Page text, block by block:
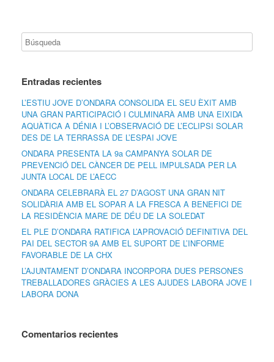
Entradas recientes
L’ESTIU JOVE D’ONDARA CONSOLIDA EL SEU ÈXIT AMB
UNA GRAN PARTICIPACIÓ I CULMINARÀ AMB UNA EIXIDA
AQUÀTICA A DÉNIA I L’OBSERVACIÓ DE L’ECLIPSI SOLAR
DES DE LA TERRASSA DE L’ESPAI JOVE
ONDARA PRESENTA LA 9a CAMPANYA SOLAR DE
PREVENCIÓ DEL CÀNCER DE PELL IMPULSADA PER LA
JUNTA LOCAL DE L’AECC
ONDARA CELEBRARÀ EL 27 D’AGOST UNA GRAN NIT
SOLIDÀRIA AMB EL SOPAR A LA FRESCA A BENEFICI DE
LA RESIDÈNCIA MARE DE DÉU DE LA SOLEDAT
EL PLE D’ONDARA RATIFICA L’APROVACIÓ DEFINITIVA DEL
PAI DEL SECTOR 9A AMB EL SUPORT DE L’INFORME
FAVORABLE DE LA CHX
L’AJUNTAMENT D’ONDARA INCORPORA DUES PERSONES
TREBALLADORES GRÀCIES A LES AJUDES LABORA JOVE I
LABORA DONA
Comentarios recientes